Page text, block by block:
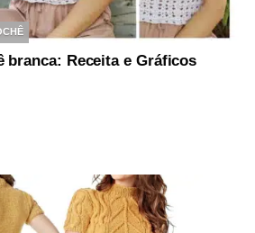
branca: Receita e Gráficos